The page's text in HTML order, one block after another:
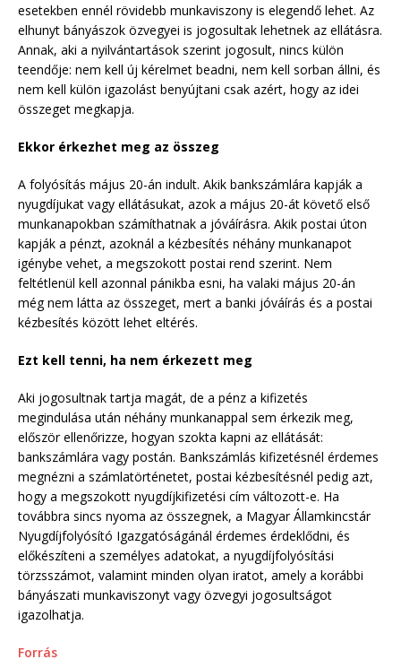
esetekben ennél rövidebb munkaviszony is elegendő lehet. Az
elhunyt bányászok özvegyei is jogosultak lehetnek az ellátásra.
Annak, aki a nyilvántartások szerint jogosult, nincs külön
teendője: nem kell új kérelmet beadni, nem kell sorban állni, és
nem kell külön igazolást benyújtani csak azért, hogy az idei
összeget megkapja.
Ekkor érkezhet meg az összeg
A folyósítás május 20-án indult. Akik bankszámlára kapják a
nyugdíjukat vagy ellátásukat, azok a május 20-át követő első
munkanapokban számíthatnak a jóváírásra. Akik postai úton
kapják a pénzt, azoknál a kézbesítés néhány munkanapot
igénybe vehet, a megszokott postai rend szerint. Nem
feltétlenül kell azonnal pánikba esni, ha valaki május 20-án
még nem látta az összeget, mert a banki jóváírás és a postai
kézbesítés között lehet eltérés.
Ezt kell tenni, ha nem érkezett meg
Aki jogosultnak tartja magát, de a pénz a kifizetés
megindulása után néhány munkanappal sem érkezik meg,
először ellenőrizze, hogyan szokta kapni az ellátását:
bankszámlára vagy postán. Bankszámlás kifizetésnél érdemes
megnézni a számlatörténetet, postai kézbesítésnél pedig azt,
hogy a megszokott nyugdíjkifizetési cím változott-e. Ha
továbbra sincs nyoma az összegnek, a Magyar Államkincstár
Nyugdíjfolyósító Igazgatóságánál érdemes érdeklődni, és
előkészíteni a személyes adatokat, a nyugdíjfolyósítási
törzsszámot, valamint minden olyan iratot, amely a korábbi
bányászati munkaviszonyt vagy özvegyi jogosultságot
igazolhatja.
Forrás